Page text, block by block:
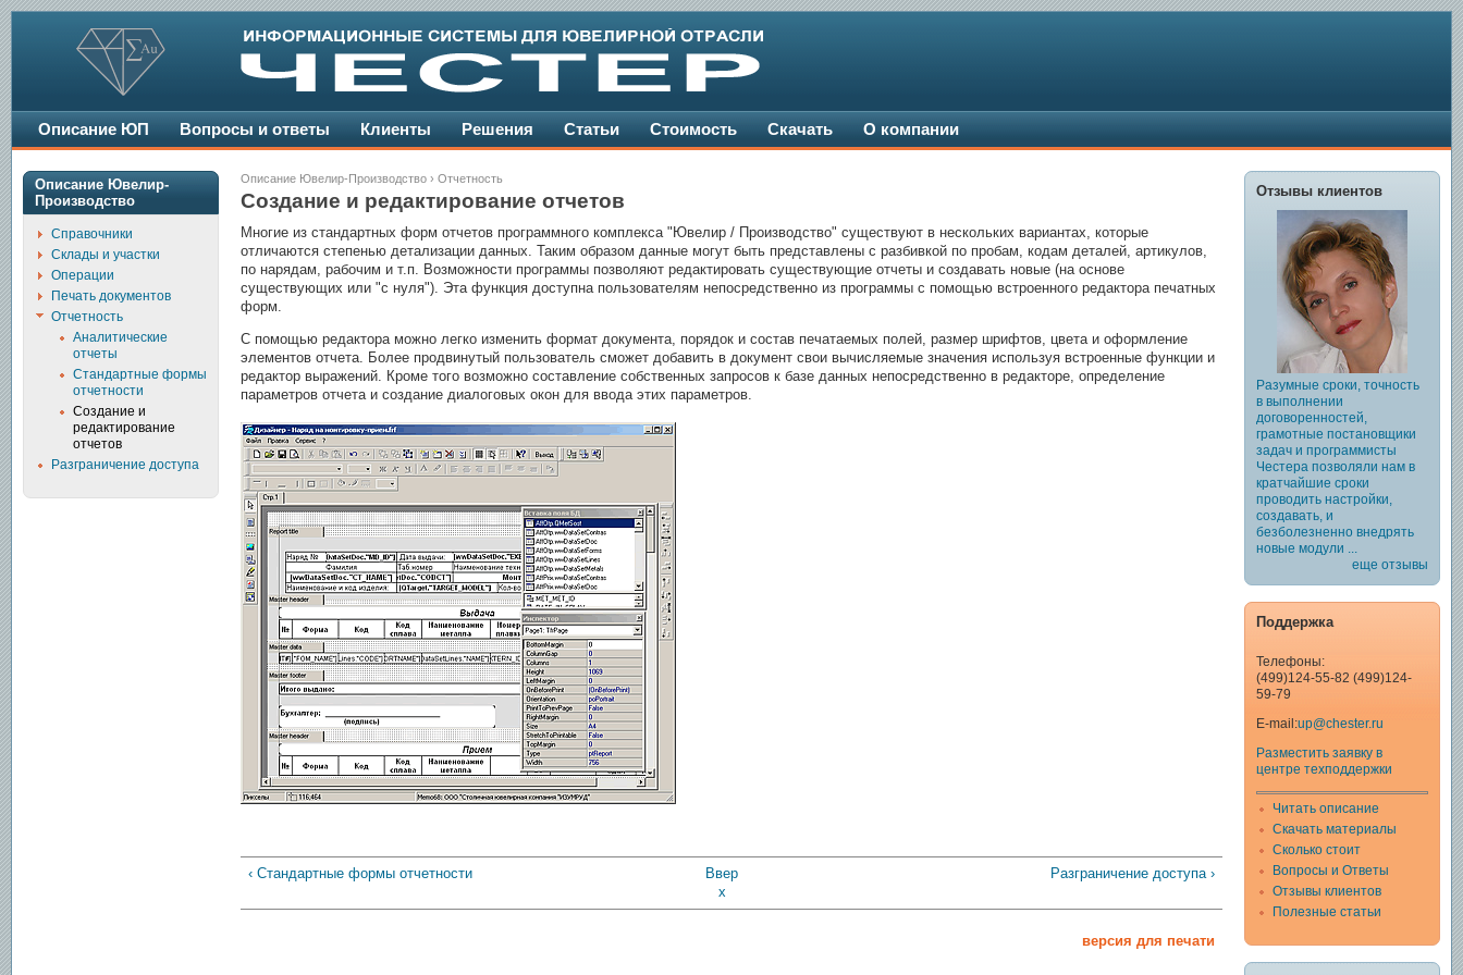
Описание Ювелир-Производство › Отчетность
Создание и редактирование отчетов
Многие из стандартных форм отчетов программного комплекса "Ювелир / Производство" существуют в нескольких вариантах, которые
отличаются степенью детализации данных. Таким образом данные могут быть представлены с разбивкой по пробам, кодам деталей, артикулов,
по нарядам, рабочим и т.п. Возможности программы позволяют редактировать существующие отчеты и создавать новые (на основе
существующих или "с нуля"). Эта функция доступна пользователям непосредственно из программы с помощью встроенного редактора печатных
форм.
С помощью редактора можно легко изменить формат документа, порядок и состав печатаемых полей, размер шрифтов, цвета и оформление
элементов отчета. Более продвинутый пользователь сможет добавить в документ свои вычисляемые значения используя встроенные функции и
редактор выражений. Кроме того возможно составление собственных запросов к базе данных непосредственно в редакторе, определение
параметров отчета и создание диалоговых окон для ввода этих параметров.
‹ Стандартные формы отчетности
Ввер
х
Разграничение доступа ›
версия для печати
Описание ЮП Вопросы и ответы Клиенты Решения Статьи Стоимость Скачать О компании
Описание Ювелир-
Производство
Справочники
Склады и участки
Операции
Печать документов
Отчетность
Аналитические
отчеты
Стандартные формы
отчетности
Создание и
редактирование
отчетов
Разграничение доступа
Отзывы клиентов
Разумные сроки, точность
в выполнении
договоренностей,
грамотные постановщики
задач и программисты
Честера позволяли нам в
кратчайшие сроки
проводить настройки,
создавать, и
безболезненно внедрять
новые модули ...
еще отзывы
Поддержка
Телефоны:
(499)124-55-82 (499)124-
59-79
E-mail:up@chester.ru
Разместить заявку в
центре техподдержки
Читать описание
Скачать материалы
Сколько стоит
Вопросы и Ответы
Отзывы клиентов
Полезные статьи